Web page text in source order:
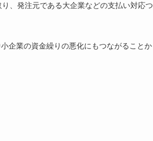
、発注元である大企業などの支払い対応つ
企業の資金繰りの悪化にもつながることか